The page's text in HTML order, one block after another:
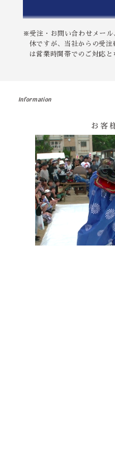
※受注・お問い合わせメー
休ですが、当社からの受
は営業時間帯でのご対応と
Information
お客